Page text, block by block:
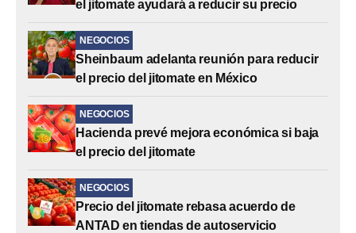
el jitomate ayudará a reducir su precio
NEGOCIOS
Sheinbaum adelanta reunión para reducir
el precio del jitomate en México
NEGOCIOS
Hacienda prevé mejora económica si baja
el precio del jitomate
NEGOCIOS
Precio del jitomate rebasa acuerdo de
ANTAD en tiendas de autoservicio